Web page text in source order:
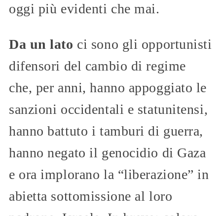
oggi più evidenti che mai.
Da un lato ci sono gli opportunisti
difensori del cambio di regime
che, per anni, hanno appoggiato le
sanzioni occidentali e statunitensi,
hanno battuto i tamburi di guerra,
hanno negato il genocidio di Gaza
e ora implorano la “liberazione” in
abietta sottomissione al loro